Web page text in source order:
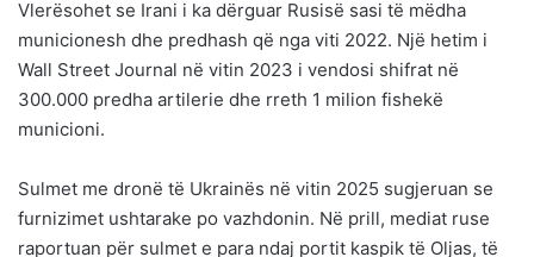
Vlerësohet se Irani i ka dërguar Rusisë sasi të mëdha
municionesh dhe predhash që nga viti 2022. Një hetim i
Wall Street Journal në vitin 2023 i vendosi shifrat në
300.000 predha artilerie dhe rreth 1 milion fishekë
municioni.
Sulmet me dronë të Ukrainës në vitin 2025 sugjeruan se
furnizimet ushtarake po vazhdonin. Në prill, mediat ruse
raportuan për sulmet e para ndaj portit kaspik të Oljas, të